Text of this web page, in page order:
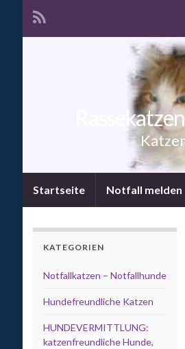
Startseite Notfall melden
KATEGORIEN
Notfallkatzen – Notfallhunde
Hundefreundliche Katzen
HUNDEVERMITTLUNG:
katzenfreundliche Hunde,